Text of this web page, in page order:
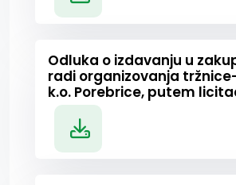
Odluka o izdavanju u
radi organizovanja
k.o. Porebrice, putem